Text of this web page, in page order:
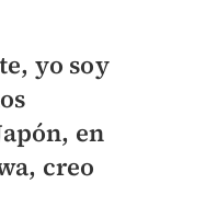
yo soy
en
creo